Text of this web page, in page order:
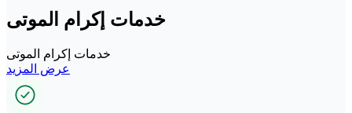
خدمات إكرام الموتى
خدمات إكرام الموتى
عرض المزيد